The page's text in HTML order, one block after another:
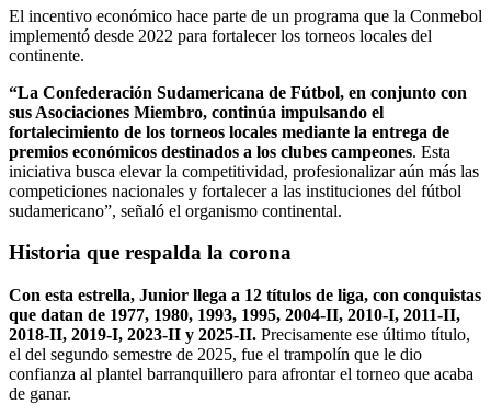
El incentivo económico hace parte de un programa que la Conmebol
implementó desde 2022 para fortalecer los torneos locales del
continente.
“La Confederación Sudamericana de Fútbol, en conjunto con
sus Asociaciones Miembro, continúa impulsando el
fortalecimiento de los torneos locales mediante la entrega de
premios económicos destinados a los clubes campeones. Esta
iniciativa busca elevar la competitividad, profesionalizar aún más las
competiciones nacionales y fortalecer a las instituciones del fútbol
sudamericano”, señaló el organismo continental.
Historia que respalda la corona
Con esta estrella, Junior llega a 12 títulos de liga, con conquistas
que datan de 1977, 1980, 1993, 1995, 2004-II, 2010-I, 2011-II,
2018-II, 2019-I, 2023-II y 2025-II. Precisamente ese último título,
el del segundo semestre de 2025, fue el trampolín que le dio
confianza al plantel barranquillero para afrontar el torneo que acaba
de ganar.